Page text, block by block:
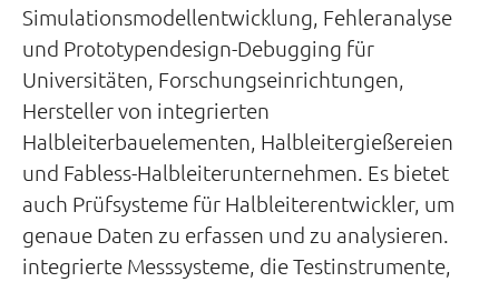
Simulationsmodellentwicklung, Fehleranalyse
und Prototypendesign-Debugging für
Universitäten, Forschungseinrichtungen,
Hersteller von integrierten
Halbleiterbauelementen, Halbleitergießereien
und Fabless-Halbleiterunternehmen. Es bietet
auch Prüfsysteme für Halbleiterentwickler, um
genaue Daten zu erfassen und zu analysieren.
integrierte Messsysteme, die Testinstrumente,